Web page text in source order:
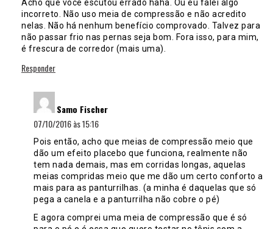
Acho que você escutou errado haha. Ou eu falei algo
incorreto. Não uso meia de compressão e não acredito
nelas. Não há nenhum benefício comprovado. Talvez para
não passar frio nas pernas seja bom. Fora isso, para mim,
é frescura de corredor (mais uma).
Responder
Samo Fischer
07/10/2016 às 15:16
Pois então, acho que meias de compressão meio que
dão um efeito placebo que funciona, realmente não
tem nada demais, mas em corridas longas, aquelas
meias compridas meio que me dão um certo conforto a
mais para as panturrilhas. (a minha é daquelas que só
pega a canela e a panturrilha não cobre o pé)
E agora comprei uma meia de compressão que é só